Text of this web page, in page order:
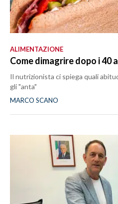
ALIMENTAZIONE
Come dimagrire dopo i 40
Il nutrizionista ci spiega quali
gli "anta"
MARCO SCANO